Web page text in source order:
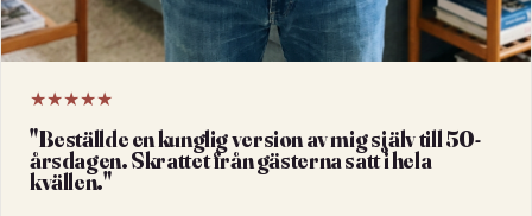
★★★★★
"Beställde en kunglig version av mig själv till 50-
årsdagen. Skrattet från gästerna satt i hela
kvällen."